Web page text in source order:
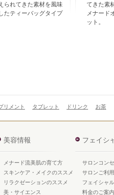
られてきた素材を風味
たティーバッグタイプ
てきた素
メナード
ット。
リメント タブレット ドリンク お茶
美容情報
メナード流美肌の育て方
スキンケア・メイクのススメ
リラクゼーションのススメ
美・サイエンス
フェイシ
サロンコン
サロンご利
フェイシャ
料金のご案内